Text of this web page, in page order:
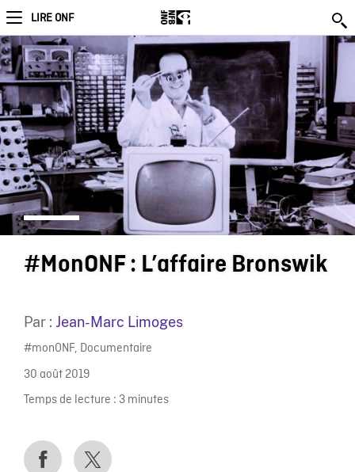
LIRE ONF
#MonONF : L’affaire Bronswik
Par : Jean-Marc Limoges
#monONF, Documentaire
30 août 2019
Temps de lecture : 3 minutes